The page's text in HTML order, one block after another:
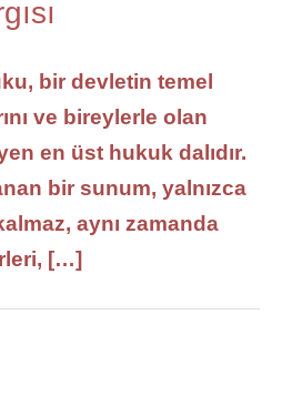
bir devletin temel
ve bireylerle olan
en üst hukuk dalıdır.
bir sunum, yalnızca
aynı zamanda
[…]